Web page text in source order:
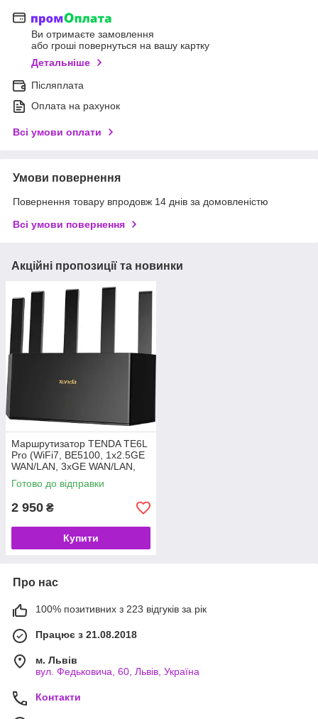
Ви отримаєте замовлення
або гроші повернуться на вашу картку
Детальніше
Післяплата
Оплата на рахунок
Всі умови оплати
Умови повернення
Повернення товару впродовж 14 днів за домовленістю
Всі умови повернення
Акційні пропозиції та новинки
Маршрутизатор TENDA TE6L
Pro (WiFi7, BE5100, 1x2.5GE
WAN/LAN, 3xGE WAN/LAN,
NFC, Mesh, антени: 5) (код
158396)
Готово до відправки
2 950 ₴
Купити
Про нас
100% позитивних з 223 відгуків за рік
Працює з 21.08.2018
м. Львів
вул. Федьковича, 60, Львів, Україна
Контакти